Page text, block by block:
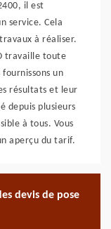
il est
service. Cela
à réaliser.
travaille toute
un
résultats et leur
depuis plusieurs
à tous. Vous
aperçu du tarif.
devis de pose